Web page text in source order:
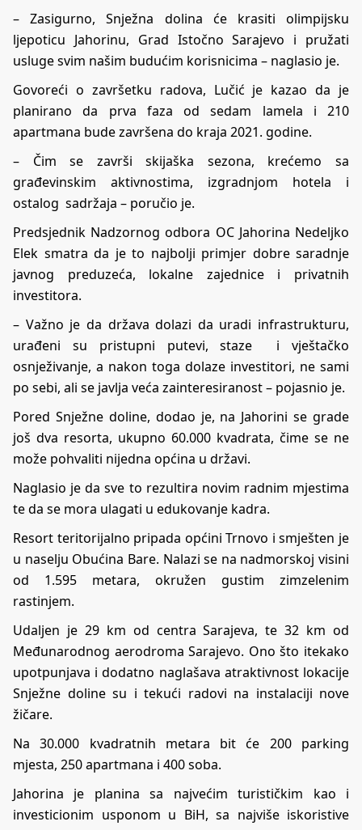
– Zasigurno, Snježna dolina će krasiti olimpijsku
ljepoticu Jahorinu, Grad Istočno Sarajevo i pružati
usluge svim našim budućim korisnicima – naglasio je.
Govoreći o završetku radova, Lučić je kazao da je
planirano da prva faza od sedam lamela i 210
apartmana bude završena do kraja 2021. godine.
– Čim se završi skijaška sezona, krećemo sa
građevinskim aktivnostima, izgradnjom hotela i
ostalog sadržaja – poručio je.
Predsjednik Nadzornog odbora OC Jahorina Nedeljko
Elek smatra da je to najbolji primjer dobre saradnje
javnog preduzeća, lokalne zajednice i privatnih
investitora.
– Važno je da država dolazi da uradi infrastrukturu,
urađeni su pristupni putevi, staze i vještačko
osnježivanje, a nakon toga dolaze investitori, ne sami
po sebi, ali se javlja veća zainteresiranost – pojasnio je.
Pored Snježne doline, dodao je, na Jahorini se grade
još dva resorta, ukupno 60.000 kvadrata, čime se ne
može pohvaliti nijedna općina u državi.
Naglasio je da sve to rezultira novim radnim mjestima
te da se mora ulagati u edukovanje kadra.
Resort teritorijalno pripada općini Trnovo i smješten je
u naselju Obućina Bare. Nalazi se na nadmorskoj visini
od 1.595 metara, okružen gustim zimzelenim
rastinjem.
Udaljen je 29 km od centra Sarajeva, te 32 km od
Međunarodnog aerodroma Sarajevo. Ono što itekako
upotpunjava i dodatno naglašava atraktivnost lokacije
Snježne doline su i tekući radovi na instalaciji nove
žičare.
Na 30.000 kvadratnih metara bit će 200 parking
mjesta, 250 apartmana i 400 soba.
Jahorina je planina sa najvećim turističkim kao i
investicionim usponom u BiH, sa najviše iskoristive